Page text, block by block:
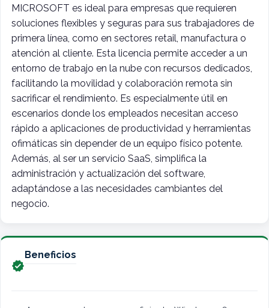
MICROSOFT es ideal para empresas que requieren
soluciones flexibles y seguras para sus trabajadores de
primera línea, como en sectores retail, manufactura o
atención al cliente. Esta licencia permite acceder a un
entorno de trabajo en la nube con recursos dedicados,
facilitando la movilidad y colaboración remota sin
sacrificar el rendimiento. Es especialmente útil en
escenarios donde los empleados necesitan acceso
rápido a aplicaciones de productividad y herramientas
ofimáticas sin depender de un equipo físico potente.
Además, al ser un servicio SaaS, simplifica la
administración y actualización del software,
adaptándose a las necesidades cambiantes del
negocio.

Beneficios